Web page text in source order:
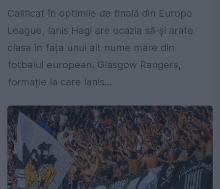
Calificat în optimile de finală din Europa
League, Ianis Hagi are ocazia să-și arate
clasa în fața unui alt nume mare din
fotbalul european. Glasgow Rangers,
formație la care Ianis...